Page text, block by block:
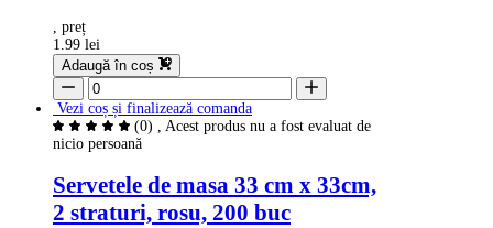
, preț
1.99 lei
Adaugă în coș
Vezi coș și finalizează comanda
(0)
, Acest produs nu a fost evaluat de
nicio persoană
Servetele de masa 33 cm x 33cm,
2 straturi, rosu, 200 buc